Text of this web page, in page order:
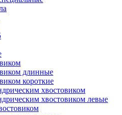
длинные
короткие
хвостовиком
хвостовиком левые